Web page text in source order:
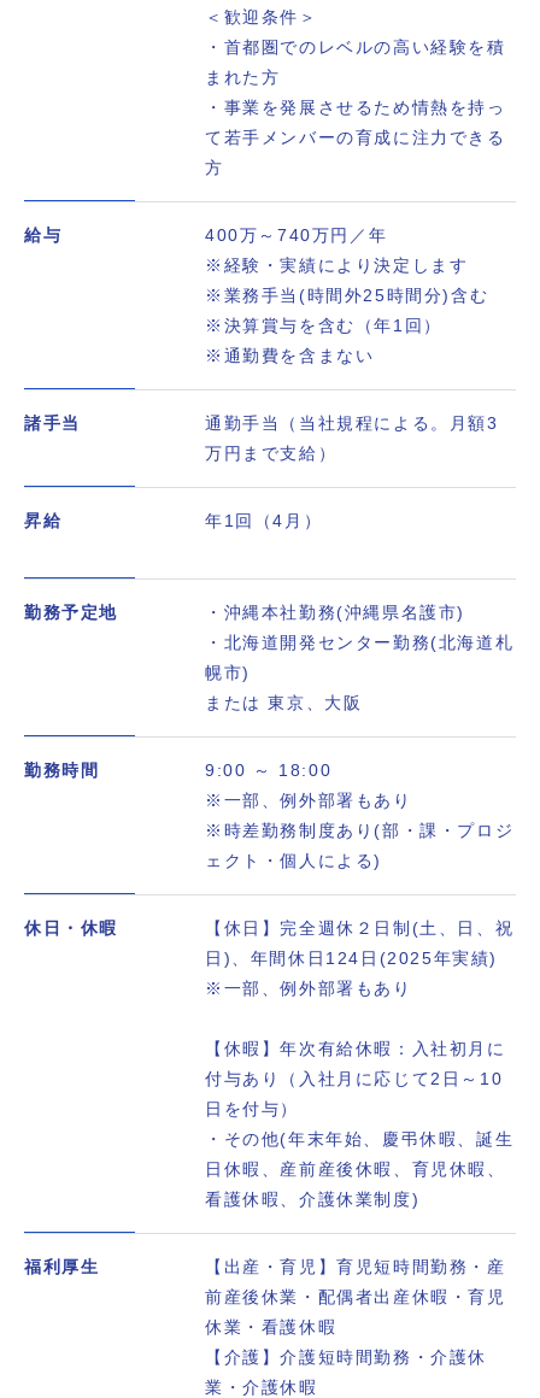
＜歓迎条件＞
・首都圏でのレベルの高い経験を積
まれた方
・事業を発展させるため情熱を持っ
て若手メンバーの育成に注力できる
方
給与
400万～740万円／年
※経験・実績により決定します
※業務手当(時間外25時間分)含む
※決算賞与を含む（年1回）
※通勤費を含まない
諸手当
通勤手当（当社規程による。月額3
万円まで支給）
昇給 年1回（4月）
勤務予定地
・沖縄本社勤務(沖縄県名護市)
・北海道開発センター勤務(北海道札
幌市)
または 東京、大阪
勤務時間
9:00 ～ 18:00
※一部、例外部署もあり
※時差勤務制度あり(部・課・プロジ
ェクト・個人による)
休日・休暇
【休日】完全週休２日制(土、日、祝
日)、年間休日124日(2025年実績)
※一部、例外部署もあり
【休暇】年次有給休暇：入社初月に
付与あり（入社月に応じて2日～10
日を付与）
・その他(年末年始、慶弔休暇、誕生
日休暇、産前産後休暇、育児休暇、
看護休暇、介護休業制度)
福利厚生
【出産・育児】育児短時間勤務・産
前産後休業・配偶者出産休暇・育児
休業・看護休暇
【介護】介護短時間勤務・介護休
業・介護休暇